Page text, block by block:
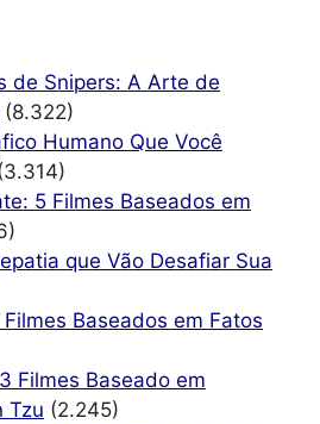
de Snipers: A Arte de
(8.322)
Humano Que Você
5 Filmes Baseados em
que Vão Desafiar Sua
Baseados em Fatos
Filmes Baseado em
Tzu (2.245)